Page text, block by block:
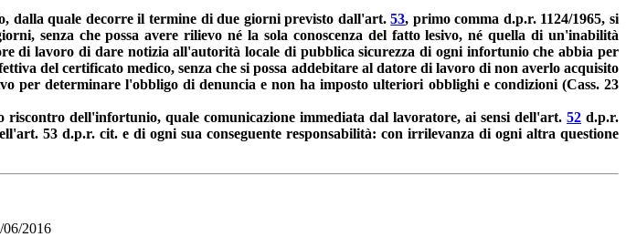
dalla quale decorre il termine di due giorni previsto dall'art.53, primo comma d.p.r. 1124/1965, si
senza che possa avere rilievo né la sola conoscenza del fatto lesivo, né quella di un'inabilità
di lavoro di dare notizia all'autorità locale di pubblica sicurezza di ogni infortunio che abbia per
del certificato medico, senza che si possa addebitare al datore di lavoro di non averlo acquisito
per determinare l'obbligo di denuncia e non ha imposto ulteriori obblighi e condizioni (Cass. 23
dell'infortunio, quale comunicazione immediata dal lavoratore, ai sensi dell'art. 52 d.p.r.
53 d.p.r. cit. e di ogni sua conseguente responsabilità: con irrilevanza di ogni altra questione
2016